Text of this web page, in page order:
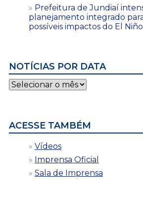
Prefeitura de Jundiaí
planejamento integrado
possíveis impactos do El Niño
NOTÍCIAS POR DATA
Notícias
por
ACESSE TAMBÉM
Vídeos
Imprensa Oficial
Sala de Imprensa